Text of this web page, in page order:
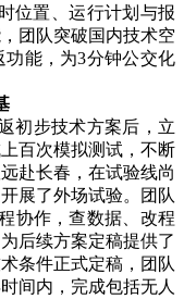
位置、运行计划与报
团队突破国内技术空
能，为3分钟公交化
初步技术方案后，立
百次模拟测试，不断
赴长春，在试验线尚
展了外场试验。团队
协作，查数据、改程
后续方案定稿提供了
条件正式定稿，团队
间内，完成包括无人